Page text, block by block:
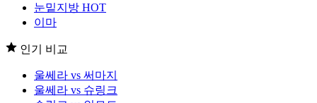
눈밑지방 HOT
이마
인기 비교
울쎄라 vs 써마지
울쎄라 vs 슈링크